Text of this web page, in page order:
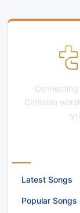
Christian
Latest Songs
Popular Songs